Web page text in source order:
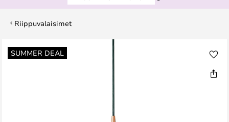
Riippuvalaisimet
SUMMER DEAL
Skip
to